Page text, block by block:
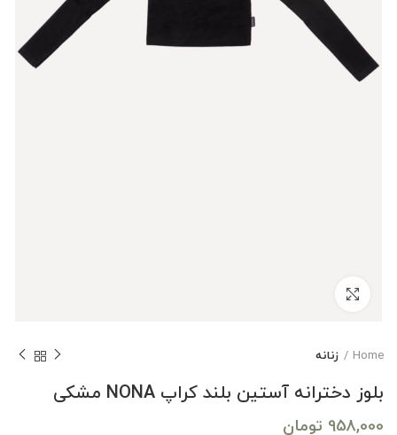
Home زنانه
بلوز دخترانه آستین بلند کراپ NONA مشکی
958,000 تومان